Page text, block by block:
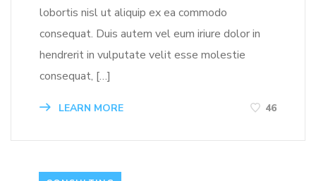
lobortis nisl ut aliquip ex ea commodo
consequat. Duis autem vel eum iriure dolor in
hendrerit in vulputate velit esse molestie
consequat, […]
LEARN MORE 46